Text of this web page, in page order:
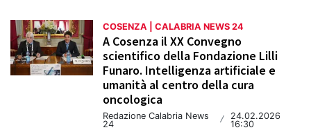
COSENZA | CALABRIA NEWS 24
A Cosenza il XX Convegno
scientifico della Fondazione Lilli
Funaro. Intelligenza artificiale e
umanità al centro della cura
oncologica
Redazione Calabria News
24
/
24.02.2026
16:30